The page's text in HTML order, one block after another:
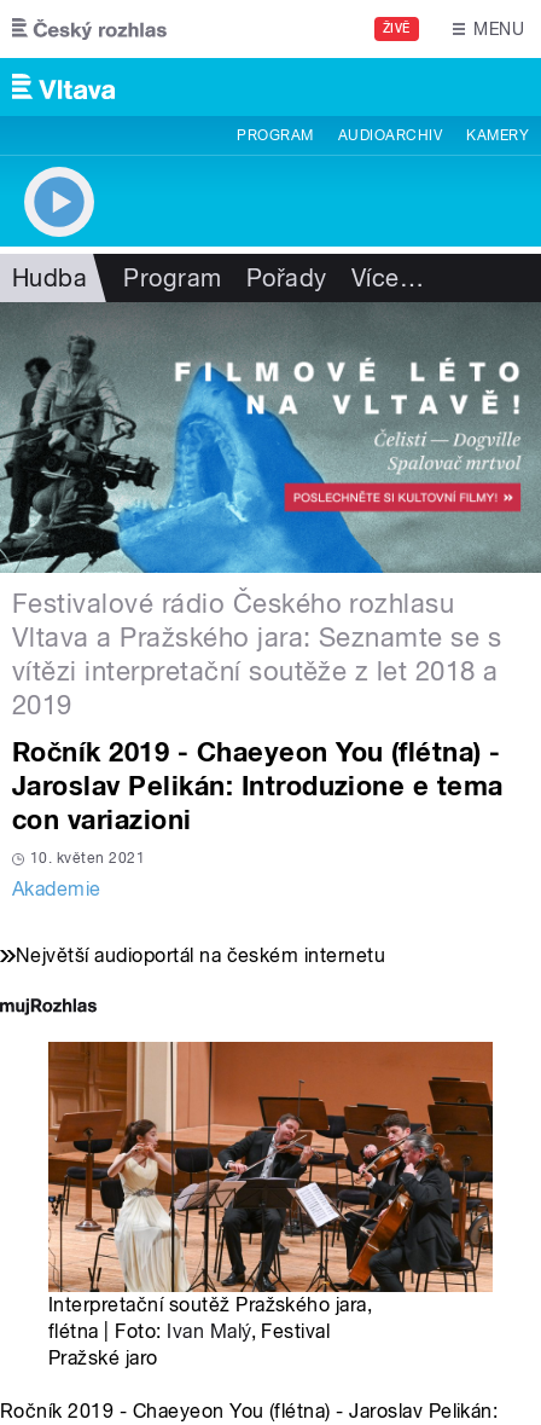
Přejít k hlavnímu obsahu
ŽIVĚ MENU
PROGRAM AUDIOARCHIV KAMERY
Hudba Program Pořady Více…
Festivalové rádio Českého rozhlasu
Vltava a Pražského jara: Seznamte se s
vítězi interpretační soutěže z let 2018 a
2019
Ročník 2019 - Chaeyeon You (flétna) -
Jaroslav Pelikán: Introduzione e tema
con variazioni
10. květen 2021
Akademie
Největší audioportál na českém internetu
Interpretační soutěž Pražského jara,
flétna | Foto: Ivan Malý, Festival
Pražské jaro
Ročník 2019 - Chaeyeon You (flétna) - Jaroslav Pelikán: